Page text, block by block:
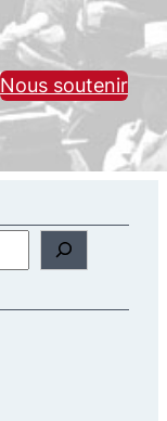
Nous soutenir